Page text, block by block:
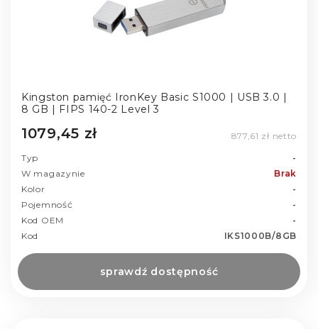
Kingston pamięć IronKey Basic S1000 | USB 3.0 |
8 GB | FIPS 140-2 Level 3
1079,45 zł 877,61 zł netto
Typ
-
W magazynie
Brak
Kolor
-
Pojemność
-
Kod OEM
-
Kod
IKS1000B/8GB
sprawdź dostępność